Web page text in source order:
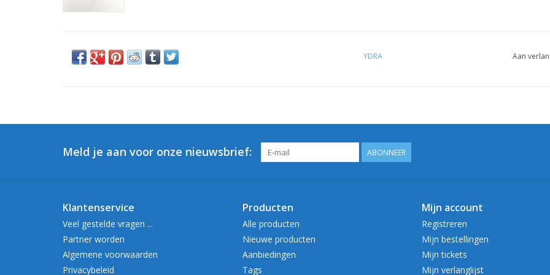
YDRA Aan
Meld je aan voor onze nieuwsbrief: ABONNEER
Klantenservice
Veel gestelde vragen ...
Partner worden
Algemene voorwaarden
Privacybeleid
Producten
Alle producten
Nieuwe producten
Aanbiedingen
Tags
Mijn account
Registreren
Mijn bestellingen
Mijn tickets
Mijn verlanglijst